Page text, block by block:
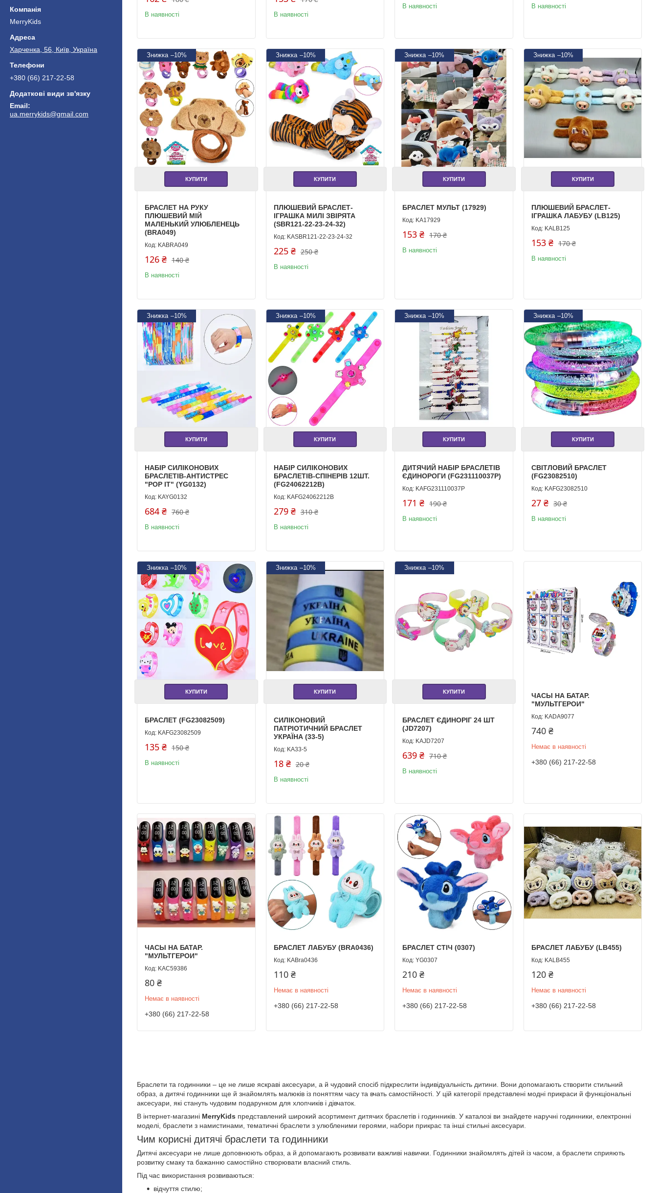
MerryKids
Харченка, 56, Київ, Україна
+380 (66) 217-22-58
ua.merrykids@gmail.com
В наявності В наявності
В наявності В наявності
–10%
КУПИТИ
БРАСЛЕТ НА РУКУ
ПЛЮШЕВИЙ МІЙ
МАЛЕНЬКИЙ УЛЮБЛЕНЕЦЬ
(BRA049)
KABRA049
140 ₴
126 ₴
В наявності
–10%
КУПИТИ
ПЛЮШЕВИЙ БРАСЛЕТ-
ІГРАШКА МИЛІ ЗВІРЯТА
(SBR121-22-23-24-32)
KASBR121-22-23-24-32
250 ₴
225 ₴
В наявності
–10%
КУПИТИ
БРАСЛЕТ МУЛЬТ (17929)
KA17929
170 ₴
153 ₴
В наявності
–10%
КУПИТИ
ПЛЮШЕВИЙ БРАСЛЕТ-
ІГРАШКА ЛАБУБУ (LB125)
KALB125
170 ₴
153 ₴
В наявності
–10%
КУПИТИ
НАБІР СИЛІКОНОВИХ
БРАСЛЕТІВ-АНТИСТРЕС
"POP IT" (YG0132)
KAYG0132
760 ₴
684 ₴
В наявності
–10%
КУПИТИ
НАБІР СИЛІКОНОВИХ
БРАСЛЕТІВ-СПІНЕРІВ 12ШТ.
(FG24062212B)
KAFG24062212B
310 ₴
279 ₴
В наявності
–10%
КУПИТИ
ДИТЯЧИЙ НАБІР БРАСЛЕТІВ
ЄДИНОРОГИ (FG231110037P)
KAFG231110037P
190 ₴
171 ₴
В наявності
–10%
КУПИТИ
СВІТЛОВИЙ БРАСЛЕТ
(FG23082510)
KAFG23082510
30 ₴
27 ₴
В наявності
–10%
КУПИТИ
БРАСЛЕТ (FG23082509)
KAFG23082509
150 ₴
135 ₴
В наявності
–10%
КУПИТИ
СИЛІКОНОВИЙ
ПАТРІОТИЧНИЙ БРАСЛЕТ
УКРАЇНА (33-5)
KA33-5
20 ₴
18 ₴
В наявності
–10%
КУПИТИ
БРАСЛЕТ ЄДИНОРІГ 24 ШТ
(JD7207)
KAJD7207
710 ₴
639 ₴
В наявності
ЧАСЫ НА БАТАР.
"МУЛЬТГЕРОИ"
KADA9077
740 ₴
Немає в наявності
+380 (66) 217-22-58
ЧАСЫ НА БАТАР.
"МУЛЬТГЕРОИ"
KAС59386
80 ₴
Немає в наявності
+380 (66) 217-22-58
БРАСЛЕТ ЛАБУБУ (BRA0436)
KABra0436
110 ₴
Немає в наявності
+380 (66) 217-22-58
БРАСЛЕТ СТІЧ (0307)
YG0307
210 ₴
Немає в наявності
+380 (66) 217-22-58
БРАСЛЕТ ЛАБУБУ (LB455)
KALB455
120 ₴
Немає в наявності
+380 (66) 217-22-58
Браслети та годинники – це не лише яскраві аксесуари, а й чудовий спосіб підкреслити індивідуальність дитини. Вони допомагають створити стильний
образ, а дитячі годинники ще й знайомлять малюків із поняттям часу та вчать самостійності. У цій категорії представлені модні прикраси й функціональні
аксесуари, які стануть чудовим подарунком для хлопчиків і дівчаток.
В інтернет-магазині MerryKids представлений широкий асортимент дитячих браслетів і годинників. У каталозі ви знайдете наручні годинники, електронні
моделі, браслети з намистинами, тематичні браслети з улюбленими героями, набори прикрас та інші стильні аксесуари.
Чим корисні дитячі браслети та годинники
Дитячі аксесуари не лише доповнюють образ, а й допомагають розвивати важливі навички. Годинники знайомлять дітей із часом, а браслети сприяють
розвитку смаку та бажанню самостійно створювати власний стиль.
Під час використання розвиваються:
відчуття стилю;